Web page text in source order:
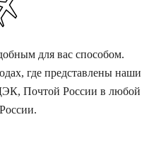
для вас способом.
где представлены наши
Почтой России в любой